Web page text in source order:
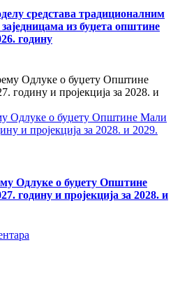
средстава традиционалним
из буџета општине
годину
Одлуке о буџету Општине Мали
и пројекција за 2028. и 2029.
Одлуке о буџету Општине
годину и пројекција за 2028. и